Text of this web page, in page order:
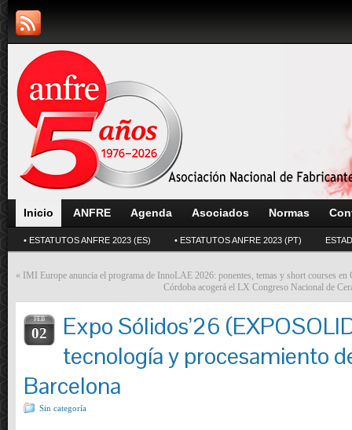
Inicio ANFRE Agenda Asociados Normas
• ESTATUTOS ANFRE 2023 (ES) • ESTATUTOS ANFRE 2023 (PT)
«
IMI Europe anuncia el programa de InnoLAE 2026: ponentes, temas y short courses en
Córdoba acogerá el LX Congreso Nacional de
FEB
02
Expo Sólidos’26
tecnología y procesamiento
Barcelona
Sin categoría